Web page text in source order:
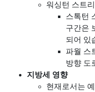
워싱턴 스트
스톡턴
구간은
되어 있
파월 스
방향 도
지방세 영향
현재로서는